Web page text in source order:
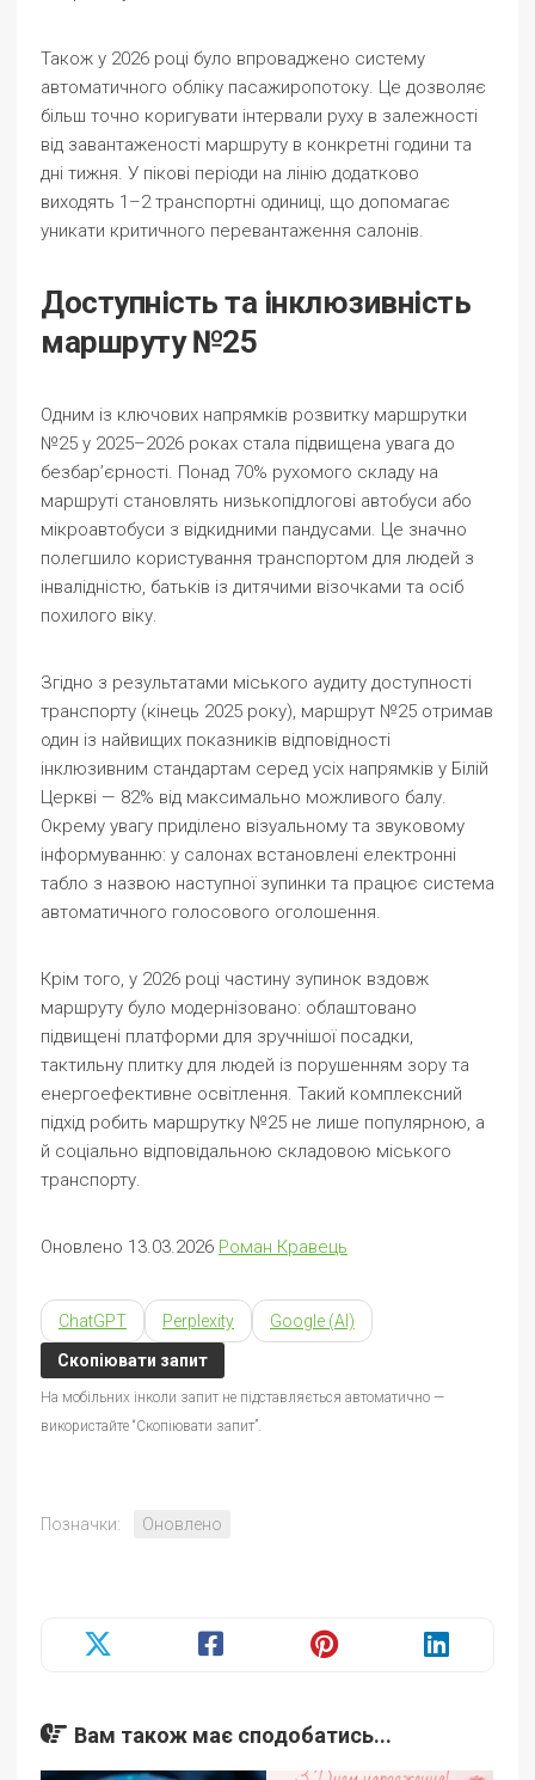
Також у 2026 році було впроваджено систему
автоматичного обліку пасажиропотоку. Це дозволяє
більш точно коригувати інтервали руху в залежності
від завантаженості маршруту в конкретні години та
дні тижня. У пікові періоди на лінію додатково
виходять 1–2 транспортні одиниці, що допомагає
уникати критичного перевантаження салонів.
Доступність та інклюзивність
маршруту №25
Одним із ключових напрямків розвитку маршрутки
№25 у 2025–2026 роках стала підвищена увага до
безбар’єрності. Понад 70% рухомого складу на
маршруті становлять низькопідлогові автобуси або
мікроавтобуси з відкидними пандусами. Це значно
полегшило користування транспортом для людей з
інвалідністю, батьків із дитячими візочками та осіб
похилого віку.
Згідно з результатами міського аудиту доступності
транспорту (кінець 2025 року), маршрут №25 отримав
один із найвищих показників відповідності
інклюзивним стандартам серед усіх напрямків у Білій
Церкві — 82% від максимально можливого балу.
Окрему увагу приділено візуальному та звуковому
інформуванню: у салонах встановлені електронні
табло з назвою наступної зупинки та працює система
автоматичного голосового оголошення.
Крім того, у 2026 році частину зупинок вздовж
маршруту було модернізовано: облаштовано
підвищені платформи для зручнішої посадки,
тактильну плитку для людей із порушенням зору та
енергоефективне освітлення. Такий комплексний
підхід робить маршрутку №25 не лише популярною, а
й соціально відповідальною складовою міського
транспорту.
Оновлено 13.03.2026 Роман Кравець
ChatGPT Perplexity Google (AI)
Скопіювати запит
На мобільних інколи запит не підставляється автоматично —
використайте “Скопіювати запит”.
Позначки: Оновлено
Вам також має сподобатись...